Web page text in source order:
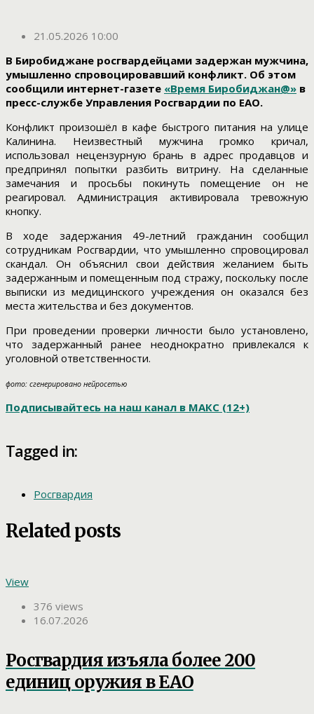
21.05.2026 10:00
В Биробиджане росгвардейцами задержан мужчина,
умышленно спровоцировавший конфликт. Об этом
сообщили интернет-газете «Время Биробиджан@» в
пресс-службе Управления Росгвардии по ЕАО.
Конфликт произошёл в кафе быстрого питания на улице
Калинина. Неизвестный мужчина громко кричал,
использовал нецензурную брань в адрес продавцов и
предпринял попытки разбить витрину. На сделанные
замечания и просьбы покинуть помещение он не
реагировал. Администрация активировала тревожную
кнопку.
В ходе задержания 49-летний гражданин сообщил
сотрудникам Росгвардии, что умышленно спровоцировал
скандал. Он объяснил свои действия желанием быть
задержанным и помещенным под стражу, поскольку после
выписки из медицинского учреждения он оказался без
места жительства и без документов.
При проведении проверки личности было установлено,
что задержанный ранее неоднократно привлекался к
уголовной ответственности.
фото: сгенерировано нейросетью
Подписывайтесь на наш канал в МАКС (12+)
Tagged in:
Росгвардия
Related posts
View
376 views
16.07.2026
Росгвардия изъяла более 200
единиц оружия в ЕАО